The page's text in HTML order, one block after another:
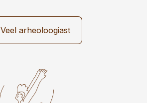
Veel arheoloogiast